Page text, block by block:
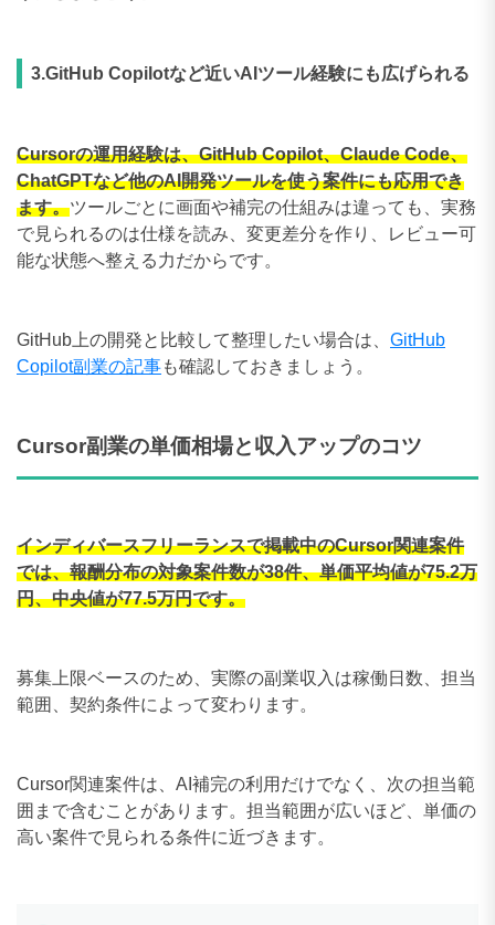
3.GitHub Copilotなど近いAIツール経験にも広げられる
Cursorの運用経験は、GitHub Copilot、Claude Code、
ChatGPTなど他のAI開発ツールを使う案件にも応用でき
ます。ツールごとに画面や補完の仕組みは違っても、実務
で見られるのは仕様を読み、変更差分を作り、レビュー可
能な状態へ整える力だからです。
GitHub上の開発と比較して整理したい場合は、 GitHub
Copilot副業の記事も確認しておきましょう。
Cursor副業の単価相場と収入アップのコツ
インディバースフリーランスで掲載中のCursor関連案件
では、報酬分布の対象案件数が38件、単価平均値が75.2万
円、中央値が77.5万円です。
募集上限ベースのため、実際の副業収入は稼働日数、担当
範囲、契約条件によって変わります。
Cursor関連案件は、AI補完の利用だけでなく、次の担当範
囲まで含むことがあります。担当範囲が広いほど、単価の
高い案件で見られる条件に近づきます。